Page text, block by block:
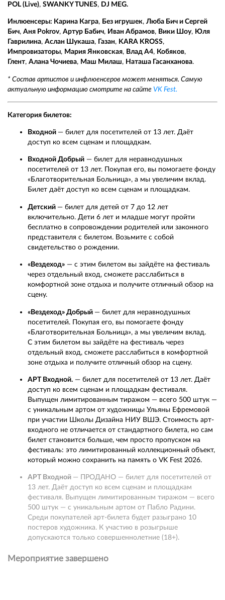
POL (Live),SWANKY TUNES, DJ MEG.
Инлюенсеры: Карина Кагра, Без игрушек,Люба Бич и Сергей
Бич,Аня Pokrov,Артур Бабич, Иван Абрамов, Вики Шоу, Юля
Гаврилина,Аслан Шукаша, Газан, KARA KROSS,
Импровизаторы, Мария Янковская, Влад А4, Кобяков,
Глент,Алана Чочиева, Маш Милаш, Наташа Гасанханова.
* Состав артистов и инфлюенсеров может меняться. Самую
актуальную информацию смотрите на сайтеVK Fest.
Категория билетов:
Входной — билет для посетителей от 13 лет. Даёт
доступ ко всем сценам и площадкам.
Входной Добрый — билет для неравнодушных
посетителей от 13 лет. Покупая его, вы помогаете фонду
«Благотворительная Больница», а мы увеличим вклад.
Билет даёт доступ ко всем сценам и площадкам.
Детский — билет для детей от 7 до 12 лет
включительно. Дети 6 лет и младше могут пройти
бесплатно в сопровождении родителей или законного
представителя с билетом. Возьмите с собой
свидетельство о рождении.
«Вездеход» — с этим билетом вы зайдёте на фестиваль
через отдельный вход, сможете расслабиться в
комфортной зоне отдыха и получите отличный обзор на
сцену.
«Вездеход» Добрый — билет для неравнодушных
посетителей. Покупая его, вы помогаете фонду
«Благотворительная Больница», а мы увеличим вклад.
С этим билетом вы зайдёте на фестиваль через
отдельный вход, сможете расслабиться в комфортной
зоне отдыха и получите отличный обзор на сцену.
АРТ Входной. — билет для посетителей от 13 лет. Даёт
доступ ко всем сценам и площадкам фестиваля.
Выпущен лимитированным тиражом — всего 500 штук —
с уникальным артом от художницы Ульяны Ефремовой
при участии Школы Дизайна НИУ ВШЭ. Стоимость арт-
входного не отличается от стандартного билета, но сам
билет становится больше, чем просто пропуском на
фестиваль: это лимитированный коллекционный объект,
который можно сохранить на память о VK Fest 2026.
АРТ Входной — ПРОДАНО — билет для посетителей от
13 лет. Даёт доступ ко всем сценам и площадкам
фестиваля. Выпущен лимитированным тиражом — всего
500 штук — с уникальным артом от Пабло Радини.
Среди покупателей арт-билета будет разыграно 10
постеров художника. К участию в розыгрыше
допускаются только совершеннолетние (18+).
Мероприятие завершено